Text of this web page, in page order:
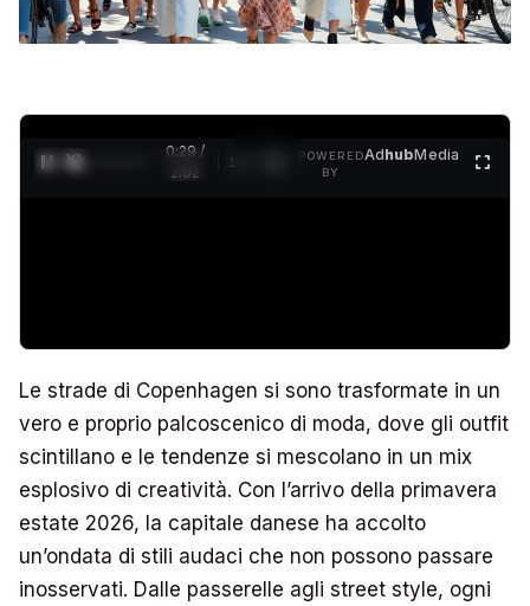
0:30 /
2:02
1
POWERED
BY
AdhubMedia
Le strade di Copenhagen si sono trasformate in un
vero e proprio palcoscenico di moda, dove gli outfit
scintillano e le tendenze si mescolano in un mix
esplosivo di creatività. Con l’arrivo della primavera
estate 2026, la capitale danese ha accolto
un’ondata di stili audaci che non possono passare
inosservati. Dalle passerelle agli street style, ogni